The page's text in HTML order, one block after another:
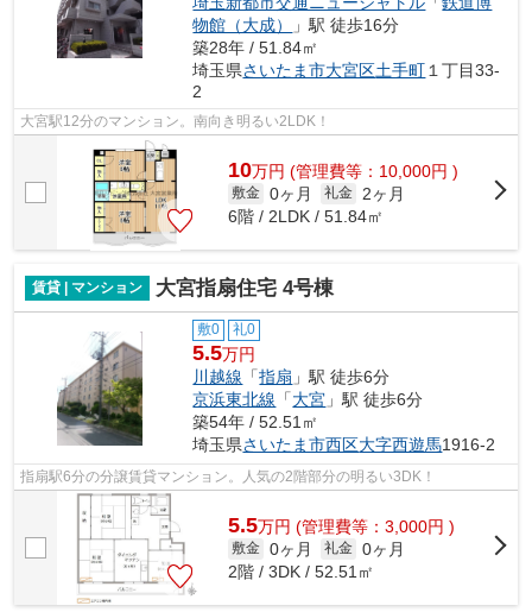
物館（大成）
」駅 徒歩16分
築28年 / 51.84㎡
埼玉県さいたま市大宮区土手町１丁目33-
2
大宮駅12分のマンション。南向き明るい2LDK！
10万円 (管理費等：10,000円 )
敷金 0ヶ月 礼金
2ヶ月
6階 / 2LDK / 51.84㎡
賃貸 | マンション 大宮指扇住宅 4号棟
敷0 礼0
5.5万円
川越線 「指扇 」駅 徒歩6分
京浜東北線 「大宮 」駅 徒歩6分
築54年 / 52.51㎡
埼玉県さいたま市西区大字西遊馬1916-2
指扇駅6分の分譲賃貸マンション。人気の2階部分の明るい3DK！
5.5万円 (管理費等：3,000円 )
敷金 0ヶ月 礼金 0ヶ月
2階 / 3DK / 52.51㎡